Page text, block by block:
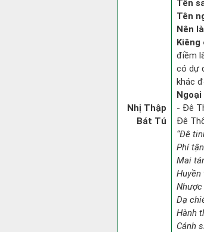
Nhị Thập
Bát Tú
Tên
Tên
Nên
Kiêng
điềm
có dự
khác
Ngoại
- Đê
Đê
“Đê
Phí
Mai
Huyền
Dạ
Hành
Cánh